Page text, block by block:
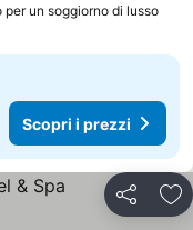
un soggiorno di lusso
Scopri i prezzi
Condividi